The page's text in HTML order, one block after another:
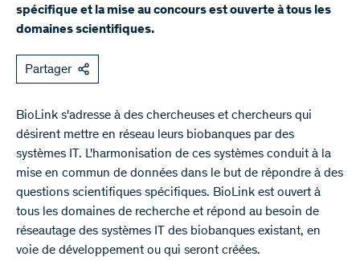
spécifique et la mise au concours est ouverte à tous les
domaines scientifiques.
Partager
BioLink s'adresse à des chercheuses et chercheurs qui
désirent mettre en réseau leurs biobanques par des
systèmes IT. L'harmonisation de ces systèmes conduit à la
mise en commun de données dans le but de répondre à des
questions scientifiques spécifiques. BioLink est ouvert à
tous les domaines de recherche et répond au besoin de
réseautage des systèmes IT des biobanques existant, en
voie de développement ou qui seront créées.